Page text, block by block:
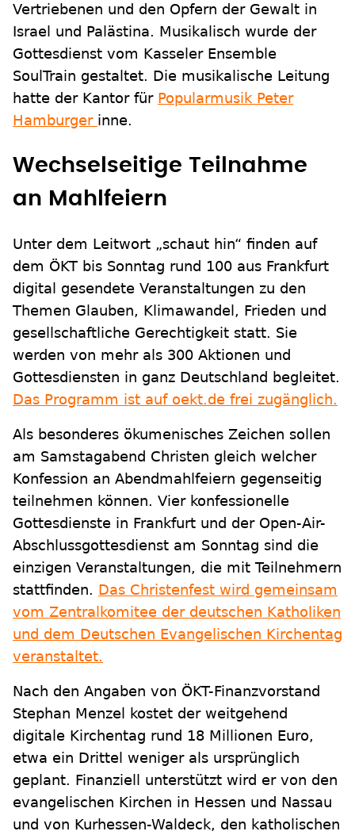
Vertriebenen und den Opfern der Gewalt in
Israel und Palästina. Musikalisch wurde der
Gottesdienst vom Kasseler Ensemble
SoulTrain gestaltet. Die musikalische Leitung
hatte der Kantor für Popularmusik Peter
Hamburger inne.
Wechselseitige Teilnahme
an Mahlfeiern
Unter dem Leitwort „schaut hin“ finden auf
dem ÖKT bis Sonntag rund 100 aus Frankfurt
digital gesendete Veranstaltungen zu den
Themen Glauben, Klimawandel, Frieden und
gesellschaftliche Gerechtigkeit statt. Sie
werden von mehr als 300 Aktionen und
Gottesdiensten in ganz Deutschland begleitet.
Das Programm ist auf oekt.de frei zugänglich.
Als besonderes ökumenisches Zeichen sollen
am Samstagabend Christen gleich welcher
Konfession an Abendmahlfeiern gegenseitig
teilnehmen können. Vier konfessionelle
Gottesdienste in Frankfurt und der Open-Air-
Abschlussgottesdienst am Sonntag sind die
einzigen Veranstaltungen, die mit Teilnehmern
stattfinden. Das Christenfest wird gemeinsam
vom Zentralkomitee der deutschen Katholiken
und dem Deutschen Evangelischen Kirchentag
veranstaltet.
Nach den Angaben von ÖKT-Finanzvorstand
Stephan Menzel kostet der weitgehend
digitale Kirchentag rund 18 Millionen Euro,
etwa ein Drittel weniger als ursprünglich
geplant. Finanziell unterstützt wird er von den
evangelischen Kirchen in Hessen und Nassau
und von Kurhessen-Waldeck, den katholischen